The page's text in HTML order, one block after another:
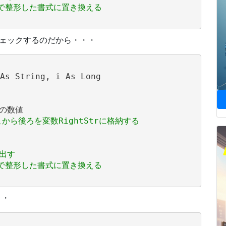
した書式に置き換える
ックするのだから・・・
String, i As Long
数値
ら後ろを変数RightStrに格納する
す
した書式に置き換える